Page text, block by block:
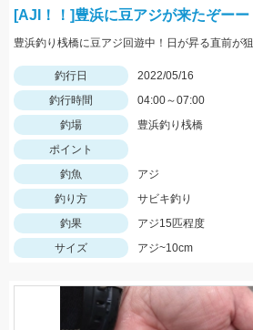
[AJI！！]豊浜に豆アジが来たぞー
釣行日
2022/05/16
釣行時間
04:00～07:00
釣場
豊浜釣り桟橋
ポイント
釣魚
アジ
釣り方
サビキ釣り
釣果
アジ15匹程度
サイズ
アジ~10cm